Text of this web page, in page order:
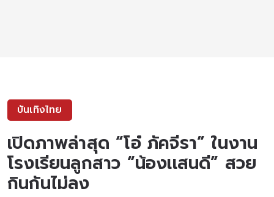
บันเทิงไทย
เปิดภาพล่าสุด “โอ๋ ภัคจีรา” ในงาน
โรงเรียนลูกสาว “น้องเเสนดี” สวย
กินกันไม่ลง